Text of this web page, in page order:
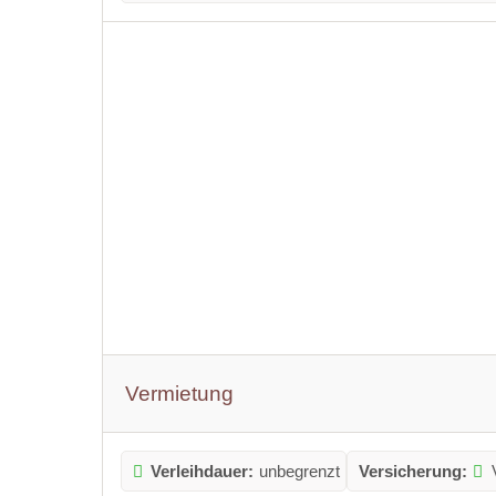
Vermietung
Verleihdauer: unbegrenzt Versicherung: